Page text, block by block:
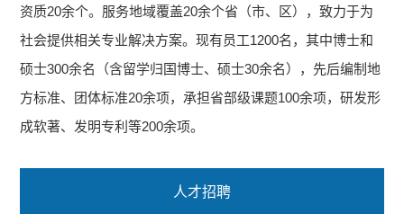
资质20余个。服务地域覆盖20余个省（市、区），致力于为
社会提供相关专业解决方案。现有员工1200名，其中博士和
硕士300余名（含留学归国博士、硕士30余名），先后编制地
方标准、团体标准20余项，承担省部级课题100余项，研发形
成软著、发明专利等200余项。
人才招聘